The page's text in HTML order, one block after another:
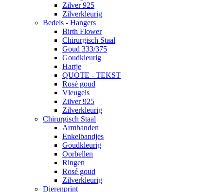
Zilver 925
Zilverkleurig
Bedels - Hangers
Birth Flower
Chirurgisch Staal
Goud 333/375
Goudkleurig
Hartje
QUOTE - TEKST
Rosé goud
Vleugels
Zilver 925
Zilverkleurig
Chirurgisch Staal
Armbanden
Enkelbandjes
Goudkleurig
Oorbellen
Ringen
Rosé goud
Zilverkleurig
Dierenprint